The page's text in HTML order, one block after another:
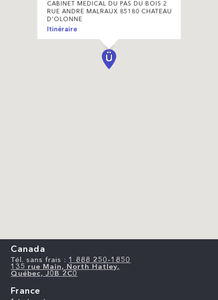
CABINET MEDICAL DU PAS DU BOIS 2
RUE ANDRE MALRAUX 85180 CHATEAU
D'OLONNE
Itinéraire
Canada
Tél. sans frais : 1 888 250-1850
135 rue Main, North Hatley,
Québec, J0B 2C0
France